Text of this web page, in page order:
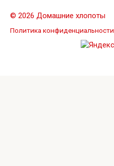
© 2026 Домашние хлопоты
Политика конфиденциальности